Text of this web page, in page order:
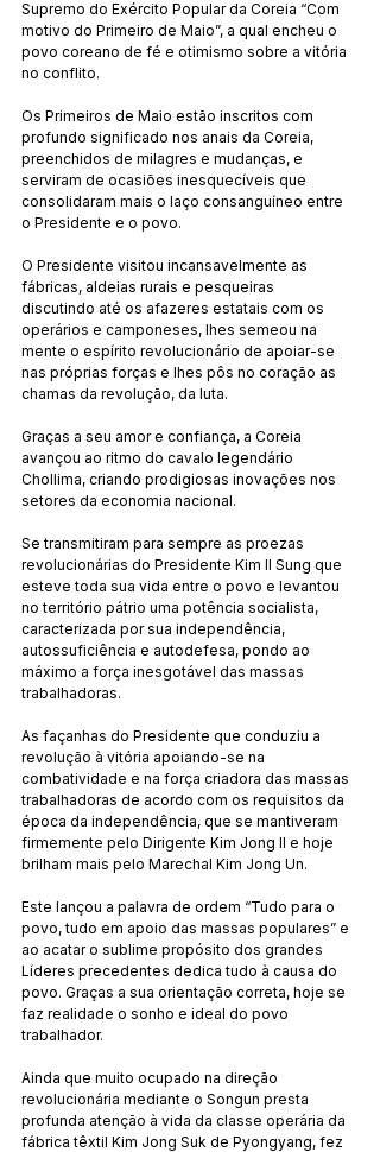
Supremo do Exército Popular da Coreia “Com
motivo do Primeiro de Maio”, a qual encheu o
povo coreano de fé e otimismo sobre a vitória
no conflito.
Os Primeiros de Maio estão inscritos com
profundo significado nos anais da Coreia,
preenchidos de milagres e mudanças, e
serviram de ocasiões inesquecíveis que
consolidaram mais o laço consanguíneo entre
o Presidente e o povo.
O Presidente visitou incansavelmente as
fábricas, aldeias rurais e pesqueiras
discutindo até os afazeres estatais com os
operários e camponeses, lhes semeou na
mente o espírito revolucionário de apoiar-se
nas próprias forças e lhes pôs no coração as
chamas da revolução, da luta.
Graças a seu amor e confiança, a Coreia
avançou ao ritmo do cavalo legendário
Chollima, criando prodigiosas inovações nos
setores da economia nacional.
Se transmitiram para sempre as proezas
revolucionárias do Presidente Kim Il Sung que
esteve toda sua vida entre o povo e levantou
no território pátrio uma potência socialista,
caracterizada por sua independência,
autossuficiência e autodefesa, pondo ao
máximo a força inesgotável das massas
trabalhadoras.
As façanhas do Presidente que conduziu a
revolução à vitória apoiando-se na
combatividade e na força criadora das massas
trabalhadoras de acordo com os requisitos da
época da independência, que se mantiveram
firmemente pelo Dirigente Kim Jong Il e hoje
brilham mais pelo Marechal Kim Jong Un.
Este lançou a palavra de ordem “Tudo para o
povo, tudo em apoio das massas populares” e
ao acatar o sublime propósito dos grandes
Líderes precedentes dedica tudo à causa do
povo. Graças a sua orientação correta, hoje se
faz realidade o sonho e ideal do povo
trabalhador.
Ainda que muito ocupado na direção
revolucionária mediante o Songun presta
profunda atenção à vida da classe operária da
fábrica têxtil Kim Jong Suk de Pyongyang, fez